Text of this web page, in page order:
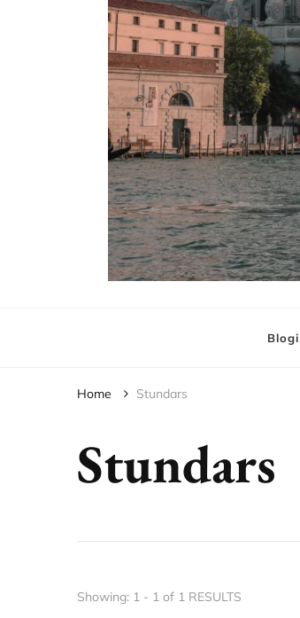
Elämää jaBlogi
Home Stundars
Stundars
Showing: 1 - 1 of 1 RESULTS